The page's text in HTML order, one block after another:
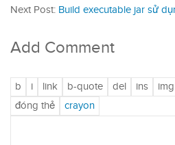
Next Post: Build executable jar sử
Add Comment